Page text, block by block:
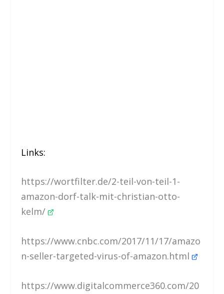
Links:
https://wortfilter.de/2-teil-von-teil-1-
amazon-dorf-talk-mit-christian-otto-
kelm/
https://www.cnbc.com/2017/11/17/amazo
n-seller-targeted-virus-of-amazon.html
https://www.digitalcommerce360.com/20